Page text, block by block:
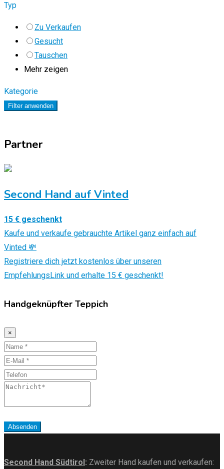
Typ
Zu Verkaufen
Gesucht
Tauschen
Mehr zeigen
Kategorie
Filter anwenden
Partner
Second Hand auf Vinted
15 € geschenkt
Kaufe und verkaufe gebrauchte Artikel ganz einfach auf
Vinted 💸
Registriere dich jetzt kostenlos über unseren
EmpfehlungsLink und erhalte 15 € geschenkt!
Handgeknüpfter Teppich
×
Name
E-
Mail
Telefon
Nachricht
Absenden
Second Hand Südtirol : Zweiter Hand kaufen und verkaufen: